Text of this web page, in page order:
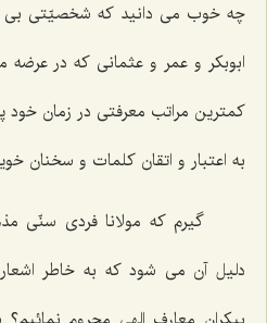
چه خوب مى ‌دانيد كه شخصيّتى بى
ابوبكر و عمر و عثمانى كه در
كمترين مراتب معرفتى در زمان خود
به اعتبار و اتقان كلمات و سخنان
گيرم كه مولانا فردى سنّى
دليل آن مى ‌شود كه به خاطر